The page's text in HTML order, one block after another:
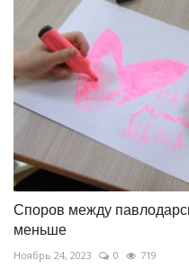
Споров между
меньше
Ноябрь 24, 2023 0 719